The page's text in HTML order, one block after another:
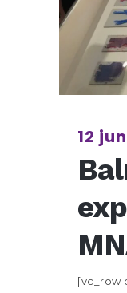
12
[vc_row